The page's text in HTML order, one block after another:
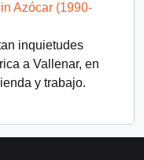
Azócar (1990-
inquietudes
a Vallenar, en
y trabajo.